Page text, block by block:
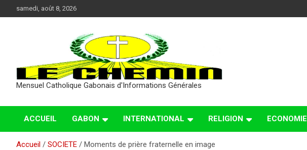
au
samedi, août 8, 2026
Mensuel Catholique Gabonais d'Informations Générales
ACCUEIL GABON INTERNATIONAL RELIGION ECONOMIE
Accueil SOCIETE Moments de prière fraternelle en image